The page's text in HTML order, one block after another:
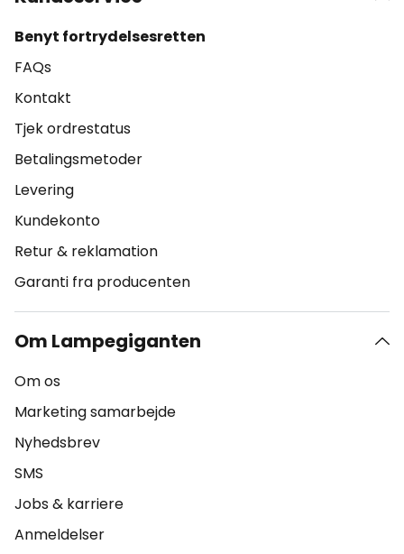
Benyt fortrydelsesretten
FAQs
Kontakt
Tjek ordrestatus
Betalingsmetoder
Levering
Kundekonto
Retur & reklamation
Garanti fra producenten
Om Lampegiganten
Om os
Marketing samarbejde
Nyhedsbrev
SMS
Jobs & karriere
Anmeldelser